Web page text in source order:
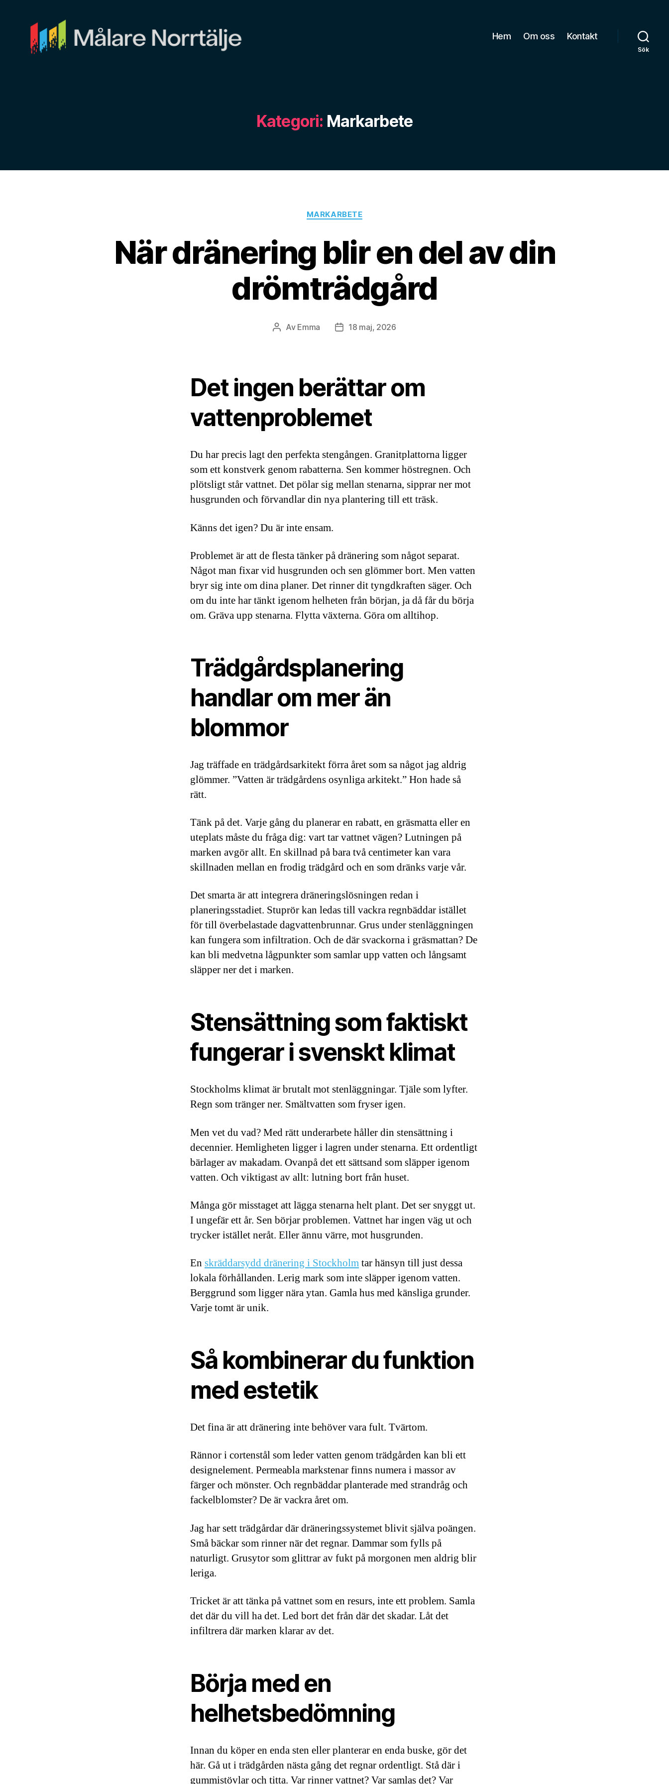
Hem Om oss Kontakt
Sök
Kategori: Markarbete
Kategorier
MARKARBETE
När dränering blir en del av din
drömträdgård
Inläggsförfattare
Av Emma Inläggsdatum
18 maj, 2026
Det ingen berättar om
vattenproblemet
Du har precis lagt den perfekta stengången. Granitplattorna ligger
som ett konstverk genom rabatterna. Sen kommer höstregnen. Och
plötsligt står vattnet. Det pölar sig mellan stenarna, sipprar ner mot
husgrunden och förvandlar din nya plantering till ett träsk.
Känns det igen? Du är inte ensam.
Problemet är att de flesta tänker på dränering som något separat.
Något man fixar vid husgrunden och sen glömmer bort. Men vatten
bryr sig inte om dina planer. Det rinner dit tyngdkraften säger. Och
om du inte har tänkt igenom helheten från början, ja då får du börja
om. Gräva upp stenarna. Flytta växterna. Göra om alltihop.
Trädgårdsplanering
handlar om mer än
blommor
Jag träffade en trädgårdsarkitekt förra året som sa något jag aldrig
glömmer. ”Vatten är trädgårdens osynliga arkitekt.” Hon hade så
rätt.
Tänk på det. Varje gång du planerar en rabatt, en gräsmatta eller en
uteplats måste du fråga dig: vart tar vattnet vägen? Lutningen på
marken avgör allt. En skillnad på bara två centimeter kan vara
skillnaden mellan en frodig trädgård och en som dränks varje vår.
Det smarta är att integrera dräneringslösningen redan i
planeringsstadiet. Stuprör kan ledas till vackra regnbäddar istället
för till överbelastade dagvattenbrunnar. Grus under stenläggningen
kan fungera som infiltration. Och de där svackorna i gräsmattan? De
kan bli medvetna lågpunkter som samlar upp vatten och långsamt
släpper ner det i marken.
Stensättning som faktiskt
fungerar i svenskt klimat
Stockholms klimat är brutalt mot stenläggningar. Tjäle som lyfter.
Regn som tränger ner. Smältvatten som fryser igen.
Men vet du vad? Med rätt underarbete håller din stensättning i
decennier. Hemligheten ligger i lagren under stenarna. Ett ordentligt
bärlager av makadam. Ovanpå det ett sättsand som släpper igenom
vatten. Och viktigast av allt: lutning bort från huset.
Många gör misstaget att lägga stenarna helt plant. Det ser snyggt ut.
I ungefär ett år. Sen börjar problemen. Vattnet har ingen väg ut och
trycker istället neråt. Eller ännu värre, mot husgrunden.
En skräddarsydd dränering i Stockholmtar hänsyn till just dessa
lokala förhållanden. Lerig mark som inte släpper igenom vatten.
Berggrund som ligger nära ytan. Gamla hus med känsliga grunder.
Varje tomt är unik.
Så kombinerar du funktion
med estetik
Det fina är att dränering inte behöver vara fult. Tvärtom.
Rännor i cortenstål som leder vatten genom trädgården kan bli ett
designelement. Permeabla markstenar finns numera i massor av
färger och mönster. Och regnbäddar planterade med strandråg och
fackelblomster? De är vackra året om.
Jag har sett trädgårdar där dräneringssystemet blivit själva poängen.
Små bäckar som rinner när det regnar. Dammar som fylls på
naturligt. Grusytor som glittrar av fukt på morgonen men aldrig blir
leriga.
Tricket är att tänka på vattnet som en resurs, inte ett problem. Samla
det där du vill ha det. Led bort det från där det skadar. Låt det
infiltrera där marken klarar av det.
Börja med en
helhetsbedömning
Innan du köper en enda sten eller planterar en enda buske, gör det
här. Gå ut i trädgården nästa gång det regnar ordentligt. Stå där i
gummistövlar och titta. Var rinner vattnet? Var samlas det? Var